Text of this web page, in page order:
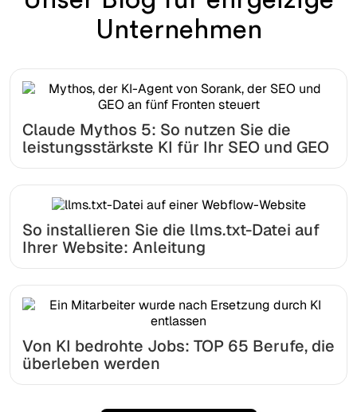
Unternehmen
Claude Mythos 5: So nutzen Sie die
leistungsstärkste KI für Ihr SEO und GEO
So installieren Sie die llms.txt-Datei auf
Ihrer Website: Anleitung
Von KI bedrohte Jobs: TOP 65 Berufe, die
überleben werden